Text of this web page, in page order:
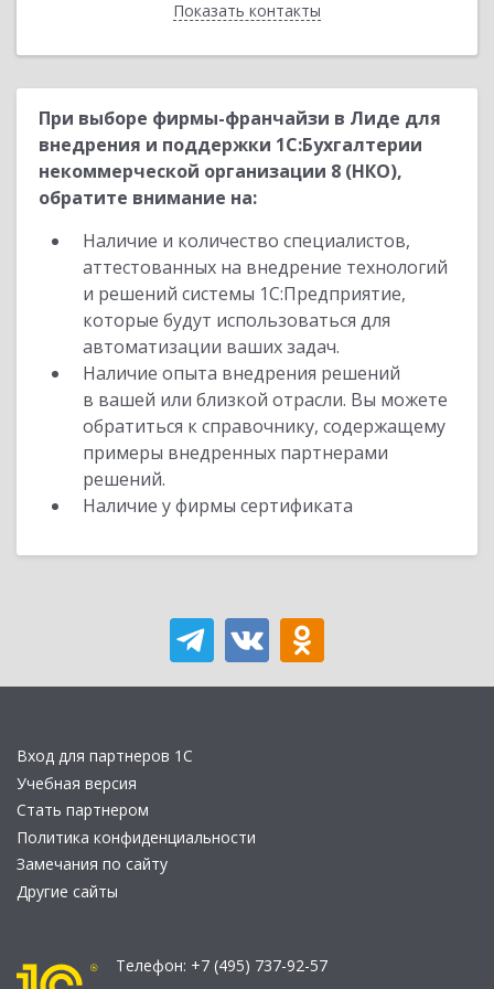
Показать контакты
Назад
При выборе фирмы-франчайзи в Лиде для
внедрения и поддержки 1С:Бухгалтерии
некоммерческой организации 8 (НКО),
обратите внимание на:
Наличие и количество специалистов,
аттестованных на внедрение технологий
и решений системы 1С:Предприятие,
которые будут использоваться для
автоматизации ваших задач.
Наличие опыта внедрения решений
в вашей или близкой отрасли. Вы можете
обратиться к справочнику, содержащему
примеры внедренных партнерами
решений.
Наличие у фирмы сертификата
Вход для партнеров 1С
Учебная версия
Стать партнером
Политика конфиденциальности
Замечания по сайту
Другие сайты
Телефон: +7 (495) 737-92-57